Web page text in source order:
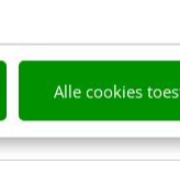
Alle cookies
norm geworden